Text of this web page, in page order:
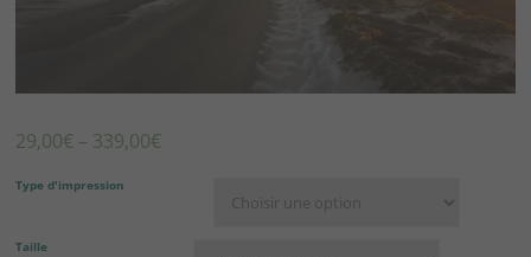
29,00€ – 339,00€
Type d'impression
Taille